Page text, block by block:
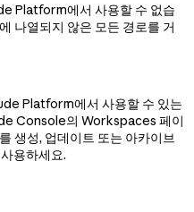
Platform에서 사용할 수 없습
나열되지 않은 모든 경로를 거
Platform에서 사용할 수 있는
Console의 Workspaces 페이
생성, 업데이트 또는 아카이브
용하세요.